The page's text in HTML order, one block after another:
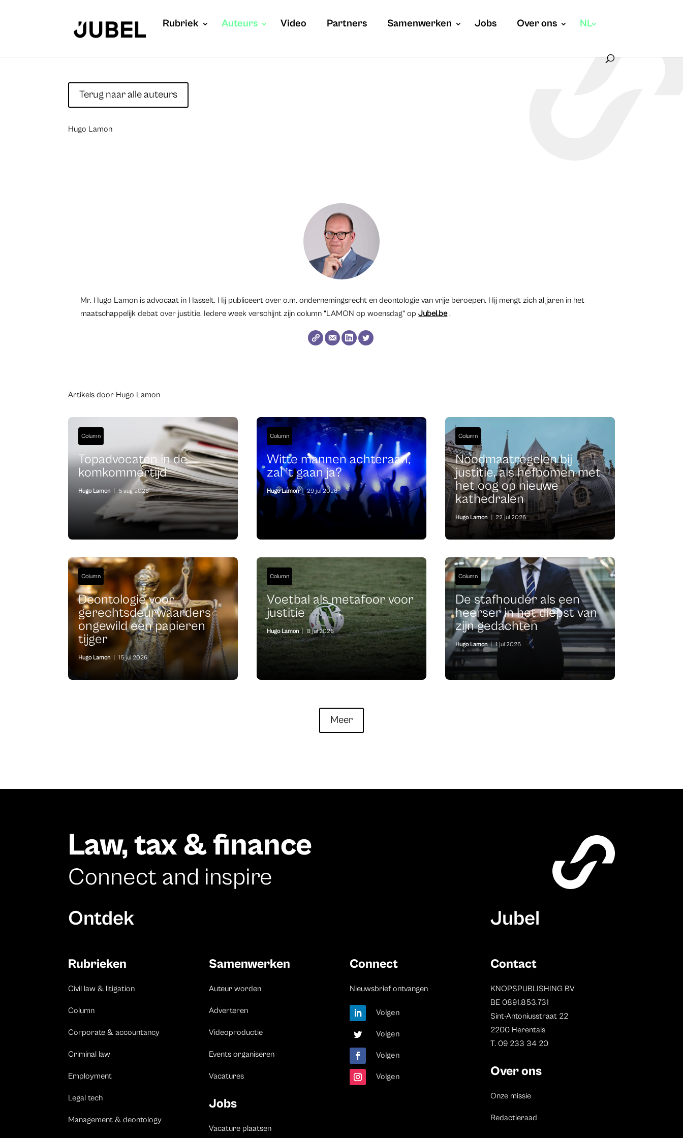
Rubriek Auteurs Video Partners Samenwerken Jobs Over ons NL
Terug naar alle auteurs
Hugo Lamon
Mr. Hugo Lamon is advocaat in Hasselt. Hij publiceert over o.m. ondernemingsrecht en deontologie van vrije beroepen. Hij mengt zich al jaren in het
maatschappelijk debat over justitie. Iedere week verschijnt zijn column “LAMON op woensdag” opJubel.be.
Artikels door Hugo Lamon
Column
Topadvocaten in de
komkommertijd
Hugo Lamon 5 aug 2026
Column
Witte mannen achteraan,
zal ’t gaan ja?
Hugo Lamon | 29 jul 2026
Column
Noodmaatregelen bij
justitie, als hefbomen met
het oog op nieuwe
kathedralen
Hugo Lamon 22 jul 2026
Column
Deontologie voor
gerechtsdeurwaarders
ongewild een papieren
tijger
Hugo Lamon 15 jul 2026
Column
Voetbal als metafoor voor
justitie
Hugo Lamon 8 jul 2026
Column
De stafhouder als een
heerser in het diepst van
zijn gedachten
Hugo Lamon | 1 jul 2026
Meer
Law, tax & finance
Connect and inspire
Ontdek Jubel
Rubrieken
Civil law & litigation
Column
Corporate & accountancy
Criminal law
Employment
Legal tech
Management & deontology
Samenwerken
Auteur worden
Adverteren
Videoproductie
Events organiseren
Vacatures
Jobs
Vacature plaatsen
Connect
Nieuwsbrief ontvangen
Volgen
Volgen
Volgen
Volgen
Contact
KNOPSPUBLISHING BV
BE 0891.853.731
Sint-Antoniusstraat 22
2200 Herentals
T. 09 233 34 20
Over ons
Onze missie
Redactieraad